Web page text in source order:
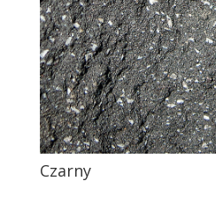
Czarny